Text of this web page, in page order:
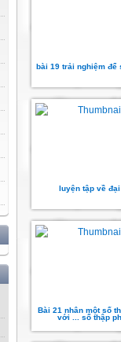
bài 19 trải nghiệm để
luyện tập về
Bài 21 nhân một số
với ... số thập